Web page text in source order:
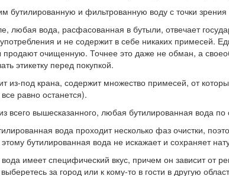
бутилированную и фильтрованную воду с точки зрения
любая вода, расфасованная в бутыли, отвечает
и не содержит в себе никаких примесей.
очищенную. Точнее это даже не обман, а
этикетку перед покупкой.
из-под крана, содержит множество примесей, от
равно останется).
всего вышесказанного, любая бутилированная вода
вода проходит несколько фаз очистки,
бутилированная вода не искажает и сохраняет
имеет специфический вкус, причем он зависит от
за город или к кому-то в гости в другую